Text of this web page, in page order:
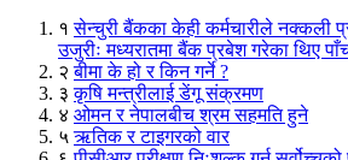
१ सेन्चुरी बैंकका केही कर्मचारीले नक्कली
उजुरीः मध्यरातमा बैंक प्रबेश गरेका थिए
२ बीमा के हो र किन गर्ने ?
३ कृषि मन्त्रीलाई डेंगू संक्रमण
४ ओमन र नेपालबीच श्रम सहमति हुने
५ ऋतिक र टाइगरको वार